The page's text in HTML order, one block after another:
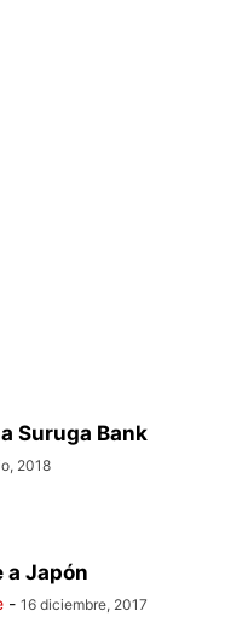
Suruga Bank
2018
a Japón
- 16 diciembre, 2017